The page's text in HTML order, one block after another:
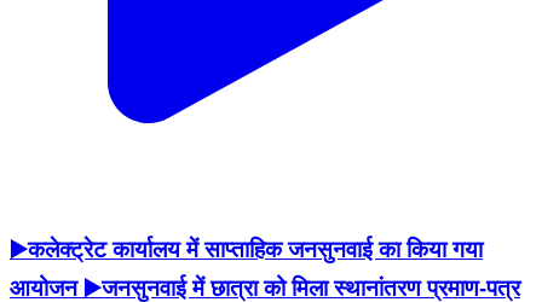
▶️कलेक्ट्रेट कार्यालय में साप्ताहिक जनसुनवाई का किया गया
आयोजन ▶️जनसुनवाई में छात्रा को मिला स्थानांतरण प्रमाण-पत्र